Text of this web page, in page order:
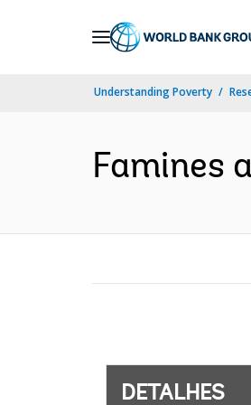
Understanding Poverty
Famines
DETALHES